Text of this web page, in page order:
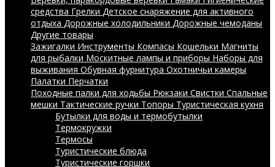
средства Грелки Детское снаряжение для активного
отдыха Дорожные холодильники Дорожные чемоданы
Другие товары
Зажигалки Инструменты Компасы Кошельки Магниты
для рыбалки Москитные лампы и приборы Наборы для
выживания Обувная фурнитура Охотничьи камеры
Палатки Перчатки
Походные палки для ходьбы Рюкзаки Свистки Спальные
мешки Тактические ручки Топоры Туристическая кухня
Бутылки для воды и термобутылки
Термокружки
Термосы
Туристические блюда
Туристические горшки